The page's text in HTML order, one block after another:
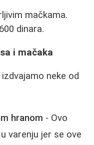
mačkama.
dinara.
i mačaka
neke od
hranom - Ovo
varenju jer se ove